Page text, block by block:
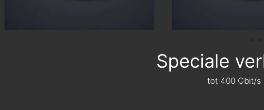
Speciale
tot 400 Gbit/s